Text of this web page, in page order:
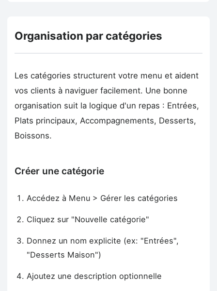
Organisation par catégories
Les catégories structurent votre menu et aident
vos clients à naviguer facilement. Une bonne
organisation suit la logique d'un repas : Entrées,
Plats principaux, Accompagnements, Desserts,
Boissons.
Créer une catégorie
Accédez à Menu > Gérer les catégories
Cliquez sur "Nouvelle catégorie"
Donnez un nom explicite (ex: "Entrées",
"Desserts Maison")
Ajoutez une description optionnelle